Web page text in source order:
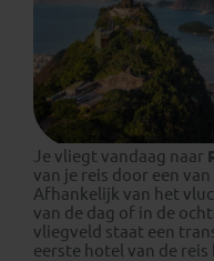
Je vliegt vandaag naar
van je reis door een
Afhankelijk van het
van de dag of in de
vliegveld staat een
eerste hotel van de reis